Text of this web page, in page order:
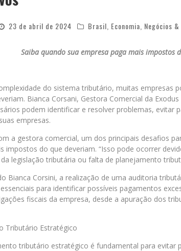
23 de abril de 2024 Brasil Economia Negócios
Saiba quando sua empresa paga mais impostos
do sistema tributário, muitas empresas
Bianca Corsani, Gestora Comercial da
podem identificar e resolver problemas, evitar
empresas.
a gestora comercial, um dos principais desafios
impostos do que deveriam. “Isso pode ocorrer
legislação tributária ou falta de planejamento
Bianca Corsini, a realização de uma auditoria
para identificar possíveis pagamentos
fiscais da empresa, desde a apuração dos
Tributário Estratégico
tributário estratégico é fundamental para evitar